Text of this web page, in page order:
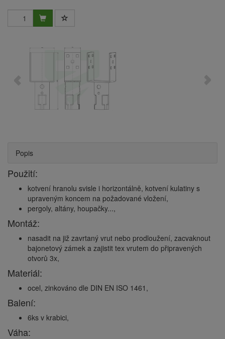
Popis
Použití:
kotvení hranolu svisle i horizontálně, kotvení kulatiny s
upraveným koncem na požadované vložení,
pergoly, altány, houpačky...,
Montáž:
nasadit na již zavrtaný vrut nebo prodloužení, zacvaknout
bajonetový zámek a zajistit tex vrutem do připravených
otvorů 3x,
Materiál:
ocel, zinkováno dle DIN EN ISO 1461,
Balení:
6ks v krabici,
Váha: